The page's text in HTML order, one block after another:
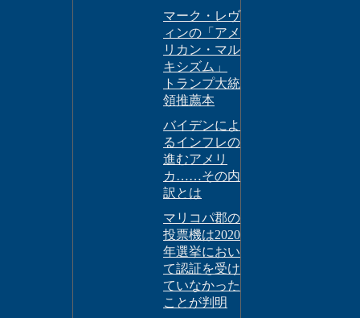
マーク・レヴ
ィンの「アメ
リカン・マル
キシズム」
トランプ大統
領推薦本
バイデンによ
るインフレの
進むアメリ
カ……その内
訳とは
マリコパ郡の
投票機は2020
年選挙におい
て認証を受け
ていなかった
ことが判明